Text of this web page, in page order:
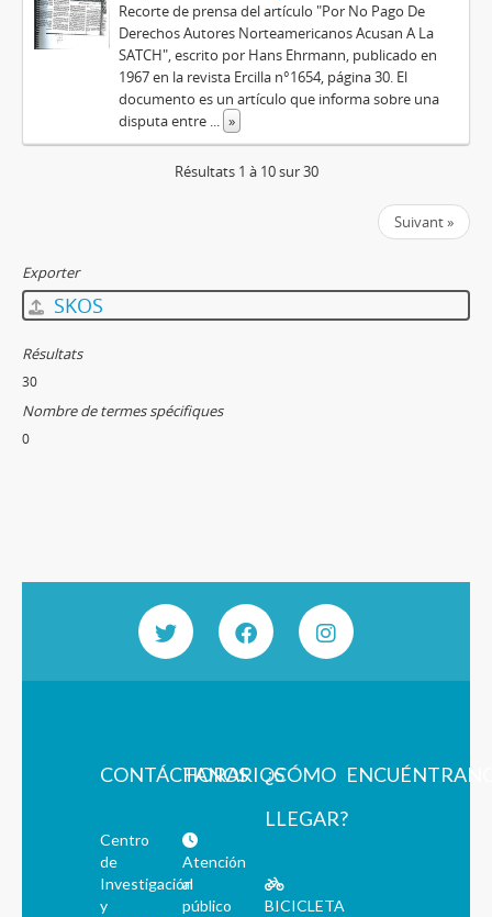
Recorte de prensa del artículo "Por No Pago De
Derechos Autores Norteamericanos Acusan A La
SATCH", escrito por Hans Ehrmann, publicado en
1967 en la revista Ercilla n°1654, página 30. El
documento es un artículo que informa sobre una
disputa entre ... »
Résultats 1 à 10 sur 30
Suivant »
Exporter
SKOS
Résultats
30
Nombre de termes spécifiques
0
CONTÁCTANOS
Centro
de
Investigación
y
HORARIOS
Atención
al
público
¿CÓMO
LLEGAR?
BICICLETA